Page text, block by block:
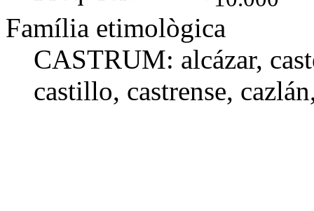
Família etimològica
CASTRUM: alcázar,
castillo, castrense, cazlán